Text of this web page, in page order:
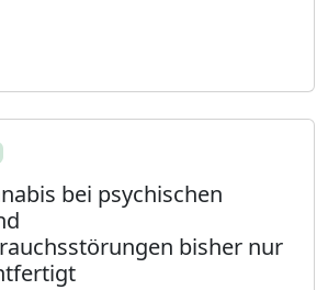
bei psychischen
bisher nur